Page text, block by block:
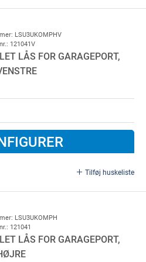
side excl. Cylinder. 5 eller 7
LSU3UKOMPHV
121041V
LÅS FOR GARAGEPORT,
Tilføj huskeliste
side excl. Cylinder. 5 eller 7
LSU3UKOMPH
121041
LÅS FOR GARAGEPORT,